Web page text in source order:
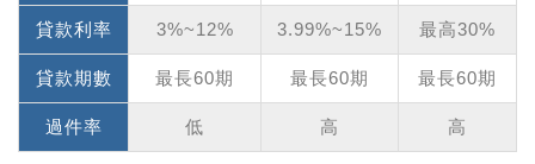
貸款利率 3%~12% 3.99%~15% 最高30%
貸款期數 最長60期 最長60期 最長60期
過件率 低 高 高